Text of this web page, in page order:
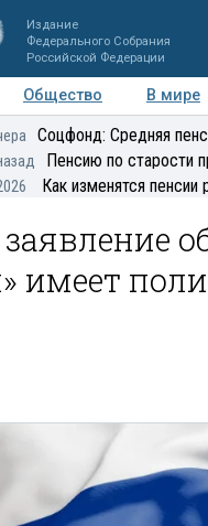
Издание
Федерального Собрания
Российской Федерации
Общество В мире
Регионы
Соцфонд: Средняя
Пенсию по старости
Как изменятся
имеет